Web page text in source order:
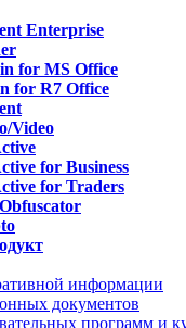
Enterprise
for MS Office
for R7 Office
Video
for Business
for Traders
информации
документов
программ и